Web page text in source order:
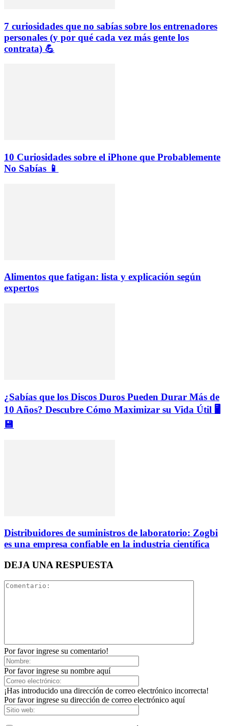
7 curiosidades que no sabías sobre los entrenadores
personales (y por qué cada vez más gente los
contrata) 💪
10 Curiosidades sobre el iPhone que Probablemente
No Sabías 📱
Alimentos que fatigan: lista y explicación según
expertos
¿Sabías que los Discos Duros Pueden Durar Más de
10 Años? Descubre Cómo Maximizar su Vida Útil 🖥️
💾
Distribuidores de suministros de laboratorio: Zogbi
es una empresa confiable en la industria científica
DEJA UNA RESPUESTA
Por favor ingrese su comentario!
Por favor ingrese su nombre aquí
¡Has introducido una dirección de correo electrónico incorrecta!
Por favor ingrese su dirección de correo electrónico aquí